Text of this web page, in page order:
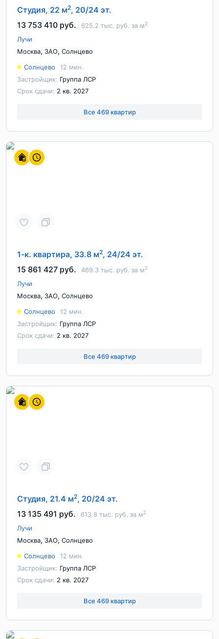
Студия, 22 м2, 20/24 эт.
13 753 410 руб.
625.2 тыс. руб. за м2
Лучи
Москва, ЗАО, Солнцево
Солнцево
12 мин.
Застройщик: Группа ЛСР
Срок сдачи: 2 кв. 2027
Все 469 квартир
1-к. квартира, 33.8 м2, 24/24 эт.
15 861 427 руб.
469.3 тыс. руб. за м2
Лучи
Москва, ЗАО, Солнцево
Солнцево
12 мин.
Застройщик: Группа ЛСР
Срок сдачи: 2 кв. 2027
Все 469 квартир
Студия, 21.4 м2, 20/24 эт.
13 135 491 руб.
613.8 тыс. руб. за м2
Лучи
Москва, ЗАО, Солнцево
Солнцево
12 мин.
Застройщик: Группа ЛСР
Срок сдачи: 2 кв. 2027
Все 469 квартир